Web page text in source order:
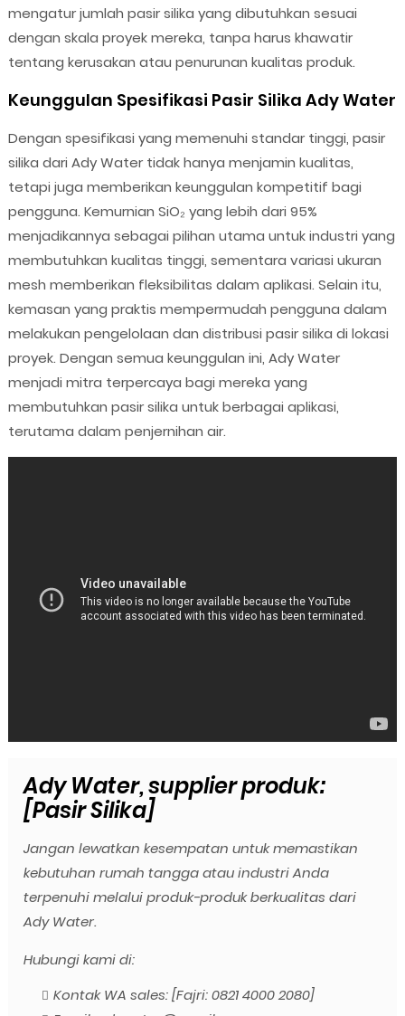
mengatur jumlah pasir silika yang dibutuhkan sesuai
dengan skala proyek mereka, tanpa harus khawatir
tentang kerusakan atau penurunan kualitas produk.
Keunggulan Spesifikasi Pasir Silika Ady Water
Dengan spesifikasi yang memenuhi standar tinggi, pasir
silika dari Ady Water tidak hanya menjamin kualitas,
tetapi juga memberikan keunggulan kompetitif bagi
pengguna. Kemurnian SiO₂ yang lebih dari 95%
menjadikannya sebagai pilihan utama untuk industri yang
membutuhkan kualitas tinggi, sementara variasi ukuran
mesh memberikan fleksibilitas dalam aplikasi. Selain itu,
kemasan yang praktis mempermudah pengguna dalam
melakukan pengelolaan dan distribusi pasir silika di lokasi
proyek. Dengan semua keunggulan ini, Ady Water
menjadi mitra terpercaya bagi mereka yang
membutuhkan pasir silika untuk berbagai aplikasi,
terutama dalam penjernihan air.
Ady Water, supplier produk:
[Pasir Silika]
Jangan lewatkan kesempatan untuk memastikan
kebutuhan rumah tangga atau industri Anda
terpenuhi melalui produk-produk berkualitas dari
Ady Water.
Hubungi kami di:
Kontak WA sales: [Fajri: 0821 4000 2080]